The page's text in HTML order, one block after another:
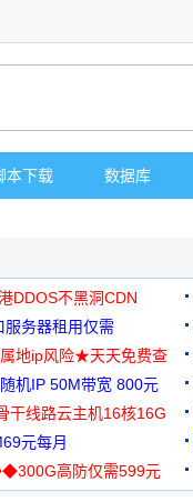
本下载 数据库
DDOS不黑洞CDN
务器租用仅需
地ip风险★天天免费查
机IP 50M带宽 800元
干线路云主机16核16G
元每月
高防仅需599元